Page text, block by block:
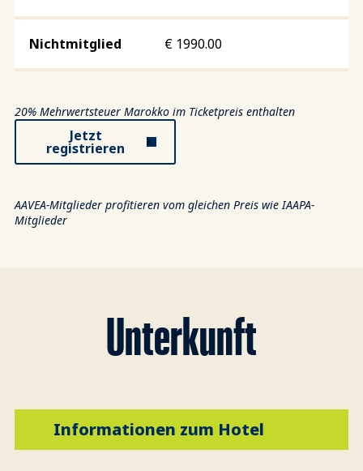
€ 1990.00
20% Mehrwertsteuer Marokko im Ticketpreis enthalten
Jetzt
registrieren
AAVEA-Mitglieder profitieren vom gleichen Preis wie IAAPA-
Mitglieder
Unterkunft
Informationen zum Hotel